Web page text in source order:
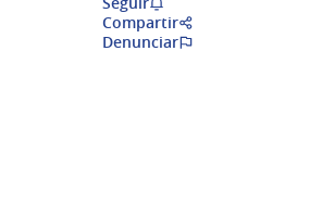
Compartir
Denunciar